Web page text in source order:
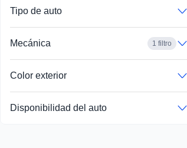
Tipo de auto
Mecánica 1 filtro
Color exterior
Disponibilidad del auto